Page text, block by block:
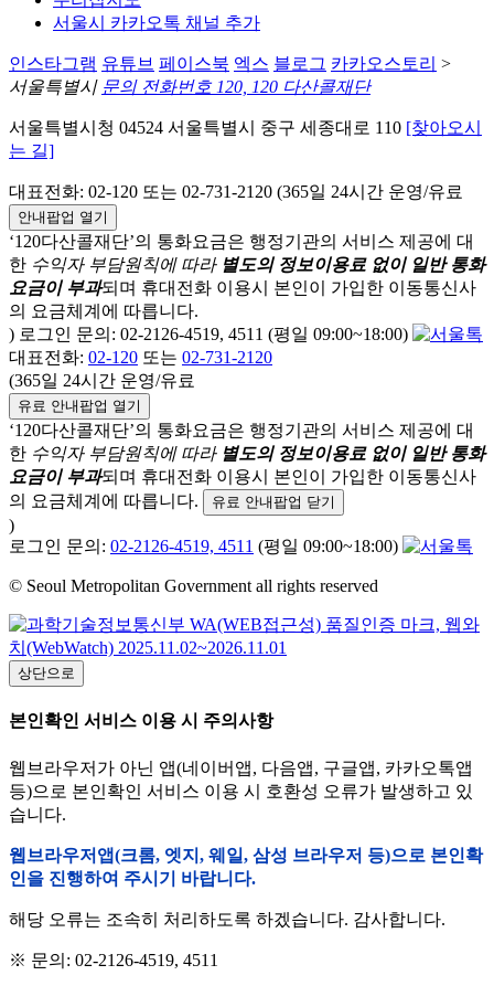
서울시 카카오톡 채널 추가
인스타그램 유튜브 페이스북 엑스 블로그 카카오스토리 >
서울특별시 문의 전화번호 120, 120 다산콜재단
서울특별시청 04524 서울특별시 중구 세종대로 110 [찾아오시
는 길]
대표전화: 02-120 또는 02-731-2120 (365일 24시간 운영/유료
안내팝업 열기
‘120다산콜재단’의 통화요금은 행정기관의 서비스 제공에 대
한 수익자 부담원칙에 따라 별도의 정보이용료 없이 일반 통화
요금이 부과되며 휴대전화 이용시 본인이 가입한 이동통신사
의 요금체계에 따릅니다.
) 로그인 문의: 02-2126-4519, 4511 (평일 09:00~18:00)
대표전화: 02-120 또는 02-731-2120
(365일 24시간 운영/유료
유료 안내팝업 열기
‘120다산콜재단’의 통화요금은 행정기관의 서비스 제공에 대
한 수익자 부담원칙에 따라 별도의 정보이용료 없이 일반 통화
요금이 부과되며 휴대전화 이용시 본인이 가입한 이동통신사
의 요금체계에 따릅니다.
유료 안내팝업 닫기
)
로그인 문의: 02-2126-4519, 4511 (평일 09:00~18:00)
© Seoul Metropolitan Government all rights reserved
상단으로
본인확인 서비스 이용 시 주의사항
웹브라우저가 아닌 앱(네이버앱, 다음앱, 구글앱, 카카오톡앱
등)으로 본인확인 서비스 이용 시 호환성 오류가 발생하고 있
습니다.
웹브라우저앱(크롬, 엣지, 웨일, 삼성 브라우저 등)으로 본인확
인을 진행하여 주시기 바랍니다.
해당 오류는 조속히 처리하도록 하겠습니다. 감사합니다.
※ 문의: 02-2126-4519, 4511